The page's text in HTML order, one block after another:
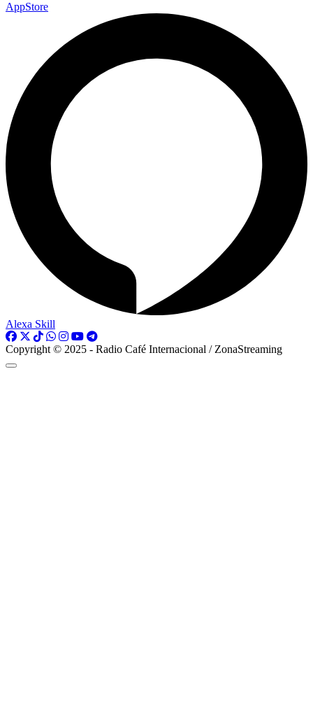
AppStore
Alexa Skill
Copyright © 2025 - Radio Café Internacional / ZonaStreaming